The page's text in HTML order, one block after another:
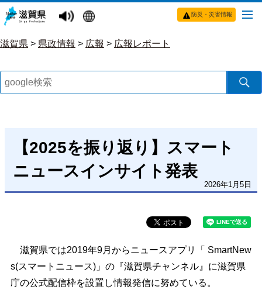
防災・災害情報
滋賀県 > 県政情報 > 広報 > 広報レポート
【2025を振り返り】スマート
ニュースインサイト発表
2026年1月5日
滋賀県では2019年9月からニュースアプリ「 SmartNew
s(スマートニュース)」の『滋賀県チャンネル』に滋賀県
庁の公式配信枠を設置し情報発信に努めている。